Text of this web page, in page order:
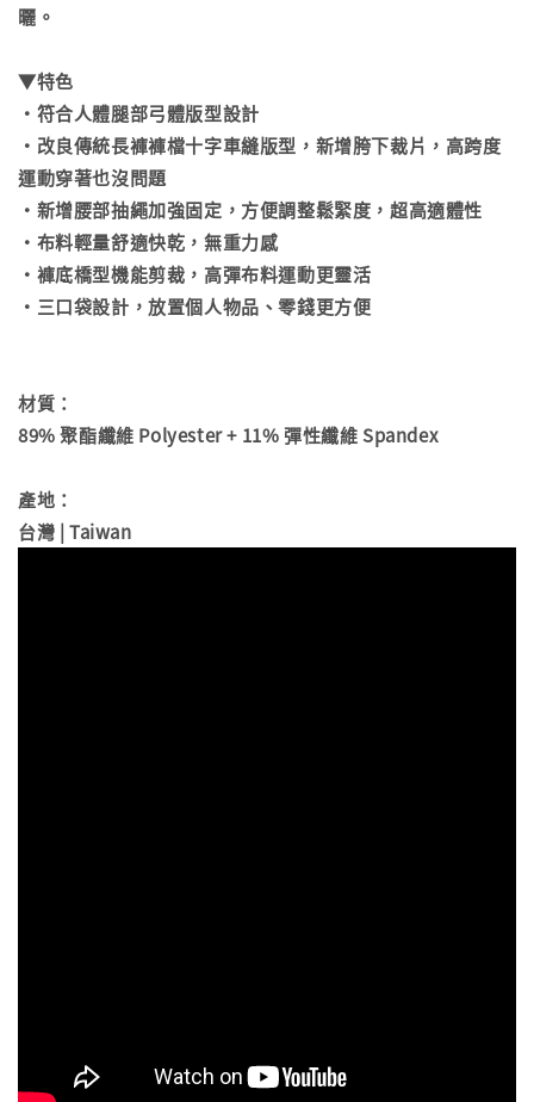
曬。
▼特色
・符合人體腿部弓體版型設計
・改良傳統長褲褲檔十字車縫版型，新增胯下裁片，高跨度
運動穿著也沒問題
・新增腰部抽繩加強固定，方便調整鬆緊度，超高適體性
・布料輕量舒適快乾，無重力感
・褲底橋型機能剪裁，高彈布料運動更靈活
・三口袋設計，放置個人物品、零錢更方便
材質：
89% 聚酯纖維 Polyester + 11% 彈性纖維 Spandex
產地：
台灣 | Taiwan